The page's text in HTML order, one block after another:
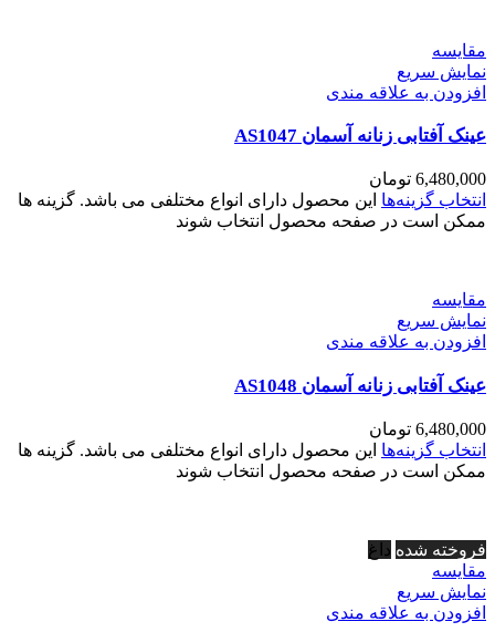
مقايسه
نمایش سریع
افزودن به علاقه مندی
عینک آفتابی زنانه آسمان AS1047
6,480,000 تومان
انتخاب گزینه‌ها این محصول دارای انواع مختلفی می باشد. گزینه ها
ممکن است در صفحه محصول انتخاب شوند
مقايسه
نمایش سریع
افزودن به علاقه مندی
عینک آفتابی زنانه آسمان AS1048
6,480,000 تومان
انتخاب گزینه‌ها این محصول دارای انواع مختلفی می باشد. گزینه ها
ممکن است در صفحه محصول انتخاب شوند
فروخته شده داغ
مقايسه
نمایش سریع
افزودن به علاقه مندی